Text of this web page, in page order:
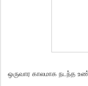
ஒருவார காலமாக நடந்த